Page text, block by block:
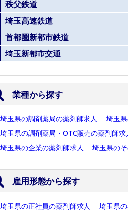
秩父鉄道
埼玉高速鉄道
首都圏新都市鉄道
埼玉新都市交通
業種から探す
埼玉県の調剤薬局の薬剤師求人
埼玉
埼玉県の調剤薬局・OTC販売の薬剤師求
埼玉県の企業の薬剤師求人
埼玉県の
雇用形態から探す
埼玉県の正社員の薬剤師求人 埼玉県